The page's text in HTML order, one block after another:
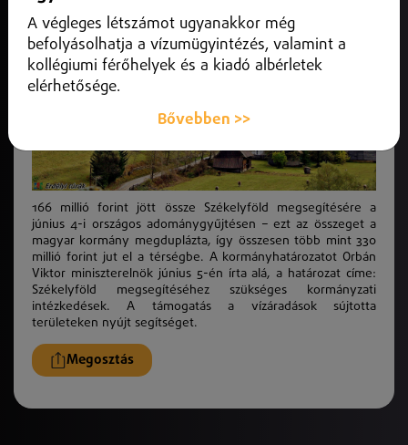
166 millió forint jött össze Székelyföld megsegítésére a
június 4-i országos adománygyűjtésen – ezt az összeget a
magyar kormány megduplázta, így összesen több mint 330
millió forint jut el a térségbe. A kormányhatározatot Orbán
Viktor miniszterelnök június 5-én írta alá, a határozat címe:
Székelyföld megsegítéséhez szükséges kormányzati
intézkedések. A támogatás a vízáradások sújtotta
területeken nyújt segítséget.
Megosztás
A végleges létszámot ugyanakkor még
befolyásolhatja a vízumügyintézés, valamint a
kollégiumi férőhelyek és a kiadó albérletek
elérhetősége.
Bővebben >>